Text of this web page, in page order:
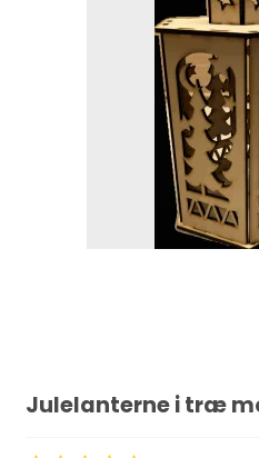
Julelanterne i træ